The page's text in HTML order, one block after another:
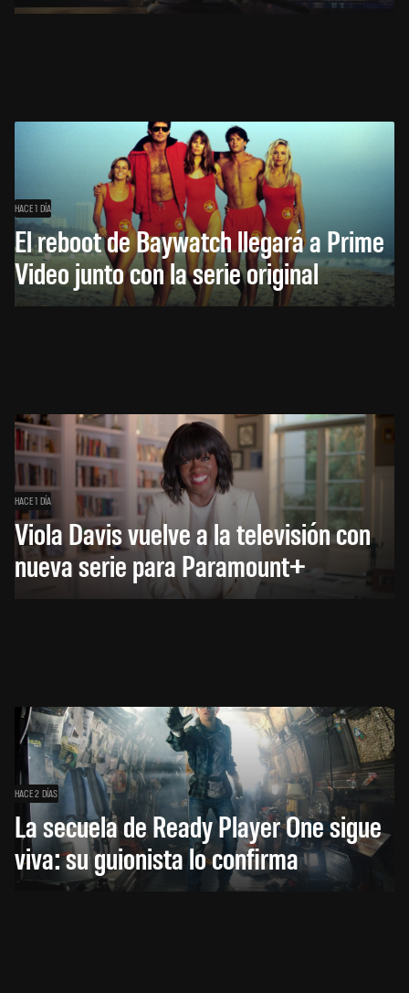
HACE 1 DÍA
El reboot de Baywatch llegará a Prime
Video junto con la serie original
HACE 1 DÍA
Viola Davis vuelve a la televisión con
nueva serie para Paramount+
HACE 2 DÍAS
La secuela de Ready Player One sigue
viva: su guionista lo confirma